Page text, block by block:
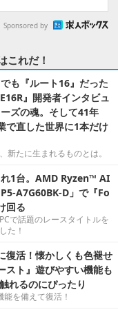
Sponsored by
これだ！
も『ルート16』だった
』開発者インタビュ
ズの魂。そして41年
で直した世界に1本だけ
新たに生まれるものとは。
1台。AMD Ryzen™ AI
A7G60BK-D」で『Fo
回る
で話題のレースタイトルを
た！
復活！懐かしくも色褪せ
スト』遊びやすい機能も
れるのにぴったり
を備えて復活！